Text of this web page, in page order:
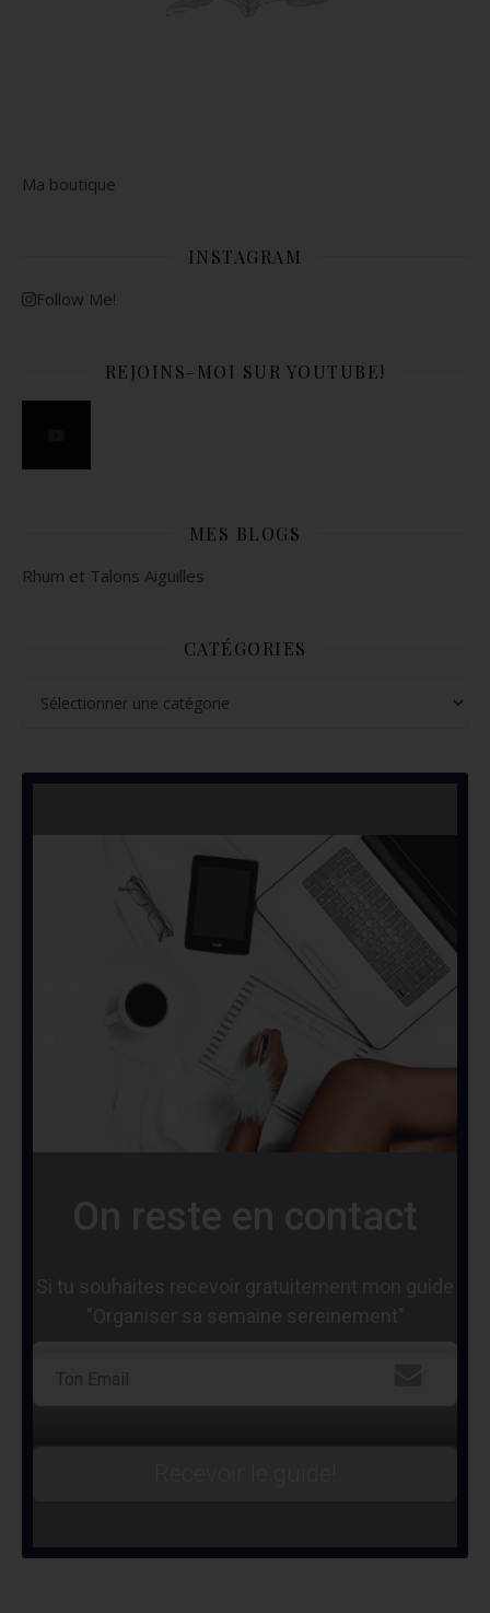
Ma boutique
INSTAGRAM
Follow Me!
REJOINS-MOI SUR YOUTUBE!
MES BLOGS
Rhum et Talons Aiguilles
CATÉGORIES
On reste en contact
Si tu souhaites recevoir gratuitement mon guide
"Organiser sa semaine sereinement"